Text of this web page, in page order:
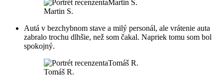
Martin S.
Autá v bezchybnom stave a milý personál, ale vrátenie auta
zabralo trochu dlhšie, než som čakal. Napriek tomu som bol
spokojný.
Tomáš R.